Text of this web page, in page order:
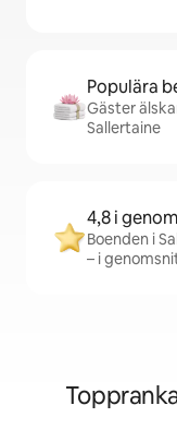
Populära
Gäster
Sallertaine
4,8 i
Boenden i
– i